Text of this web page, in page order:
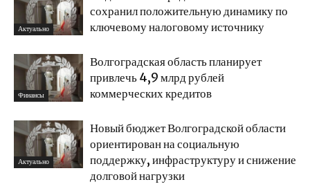
Актуально
сохранил положительную динамику по
ключевому налоговому источнику
Финансы
Волгоградская область планирует
привлечь 4,9 млрд рублей
коммерческих кредитов
Актуально
Новый бюджет Волгоградской области
ориентирован на социальную
поддержку, инфраструктуру и снижение
долговой нагрузки